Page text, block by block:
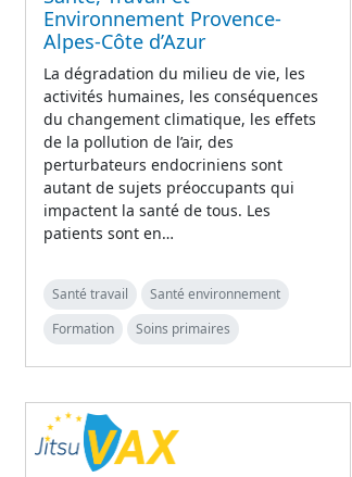
Environnement Provence-
Alpes-Côte d’Azur
La dégradation du milieu de vie, les
activités humaines, les conséquences
du changement climatique, les effets
de la pollution de l’air, des
perturbateurs endocriniens sont
autant de sujets préoccupants qui
impactent la santé de tous. Les
patients sont en…
Santé travail
Santé environnement
Formation
Soins primaires